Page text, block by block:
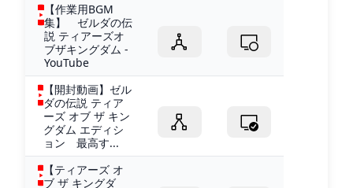
【作業用BGM
集】 ゼルダの伝
説 ティアーズオ
ブザキングダム -
YouTube
【開封動画】ゼル
ダの伝説 ティア
ーズ オブ ザ キン
グダム エディシ
ョン 最高す...
【ティアーズ オ
ブ ザ キングダ